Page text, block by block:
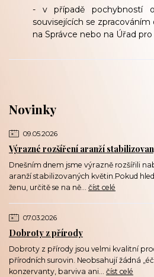
Novinky
09.05.2026
Výrazné rozšíření aranží
Dnešním dnem jsme výrazně rozšířili
aranží stabilizovaných květin.Pokud
ženu, určitě se na ně... číst celé
07.03.2026
Dobroty z přírody
Dobroty z přírody jsou velmi kvalitní
přírodních surovin. Neobsahují žádná
konzervanty, barviva ani... číst celé
- v případě pochybností
souvisejících se
na Správce nebo na Úřad